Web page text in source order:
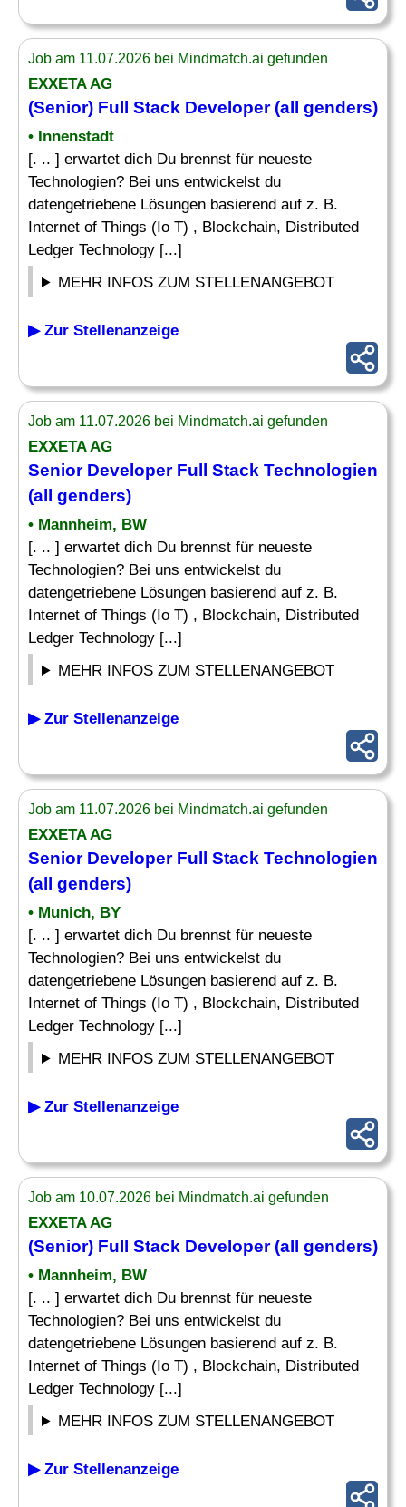
Job am 11.07.2026 bei Mindmatch.ai gefunden
EXXETA AG
(Senior) Full Stack Developer(all genders)
• Innenstadt
[. .. ] erwartet dich Du brennst für neueste
Technologien? Bei uns entwickelst du
datengetriebene Lösungen basierend auf z. B.
Internet of Things (Io T) , Blockchain, Distributed
Ledger Technology [...]
MEHR INFOS ZUM STELLENANGEBOT
▶ Zur Stellenanzeige
Job am 11.07.2026 bei Mindmatch.ai gefunden
EXXETA AG
Senior DeveloperFull Stack Technologien
(all genders)
• Mannheim, BW
[. .. ] erwartet dich Du brennst für neueste
Technologien? Bei uns entwickelst du
datengetriebene Lösungen basierend auf z. B.
Internet of Things (Io T) , Blockchain, Distributed
Ledger Technology [...]
MEHR INFOS ZUM STELLENANGEBOT
▶ Zur Stellenanzeige
Job am 11.07.2026 bei Mindmatch.ai gefunden
EXXETA AG
Senior DeveloperFull Stack Technologien
(all genders)
• Munich, BY
[. .. ] erwartet dich Du brennst für neueste
Technologien? Bei uns entwickelst du
datengetriebene Lösungen basierend auf z. B.
Internet of Things (Io T) , Blockchain, Distributed
Ledger Technology [...]
MEHR INFOS ZUM STELLENANGEBOT
▶ Zur Stellenanzeige
Job am 10.07.2026 bei Mindmatch.ai gefunden
EXXETA AG
(Senior) Full Stack Developer(all genders)
• Mannheim, BW
[. .. ] erwartet dich Du brennst für neueste
Technologien? Bei uns entwickelst du
datengetriebene Lösungen basierend auf z. B.
Internet of Things (Io T) , Blockchain, Distributed
Ledger Technology [...]
MEHR INFOS ZUM STELLENANGEBOT
▶ Zur Stellenanzeige